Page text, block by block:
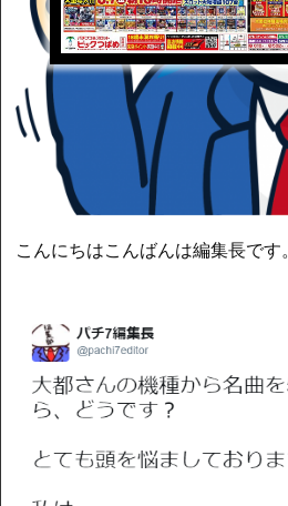
こんにちはこんばんは編集長です。